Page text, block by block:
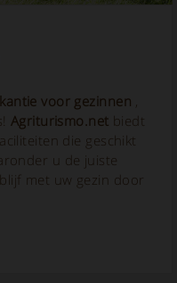
voor gezinnen ,
Agriturismo.net biedt
die geschikt
u de juiste
met uw gezin door